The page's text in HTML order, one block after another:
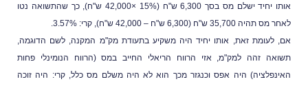
אותו יחיד ישלם מס בסך 6,300 ש"ח (15% ×42,000 ש"ח), כך שהתשואה נטו
35,700 ש"ח (6,300 ש"ח – 42,000 ש"ח), קרי: 3.57%.
לעומת זאת, אותו יחיד היה משקיע בתעודת מק"מ המקנה, לשם הדוגמה,
זהה למק"מ, אזי הרווח הריאלי החייב במס (הרווח הנומינלי פחות
היה אפס וכנגזר מכך הוא לא היה משלם מס כלל, קרי: היה זוכה